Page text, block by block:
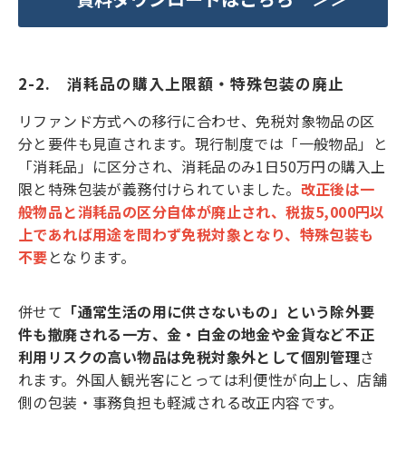
2-2.　消耗品の購入上限額・特殊包装の廃止
リファンド方式への移行に合わせ、免税対象物品の区
分と要件も見直されます。現行制度では「一般物品」と
「消耗品」に区分され、消耗品のみ1日50万円の購入上
限と特殊包装が義務付けられていました。 改正後は一
般物品と消耗品の区分自体が廃止され、税抜5,000円以
上であれば用途を問わず免税対象となり、特殊包装も
不要となります。
併せて 「通常生活の用に供さないもの」という除外要
件も撤廃される一方、金・白金の地金や金貨など不正
利用リスクの高い物品は免税対象外として個別管理さ
れます。外国人観光客にとっては利便性が向上し、店舗
側の包装・事務負担も軽減される改正内容です。